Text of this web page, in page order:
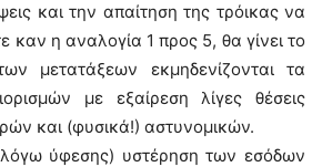
και την απαίτηση της τρόικας να
καν η αναλογία 1 προς 5, θα γίνει το
μετατάξεων εκμηδενίζονται τα
με εξαίρεση λίγες θέσεις
και (φυσικά!) αστυνομικών.
ύφεσης) υστέρηση των εσόδων